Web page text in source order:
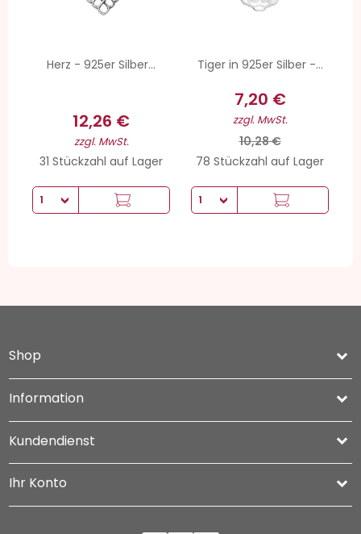
Herz - 925er Silber...
12,26 €
zzgl. MwSt.
31 Stückzahl auf Lager
Tiger in 925er Silber -...
7,20 €
zzgl. MwSt.
10,28 €
78 Stückzahl auf Lager
Shop keyboard_arrow_down
Information 
Kundendienst 
Ihr Konto 